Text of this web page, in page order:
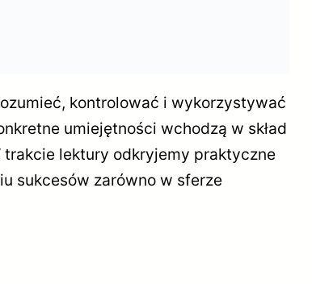
kontrolować i wykorzystywać
umiejętności wchodzą w skład
trakcie lektury odkryjemy praktyczne
sukcesów zarówno w sferze